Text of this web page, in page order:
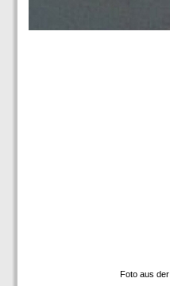
Foto aus